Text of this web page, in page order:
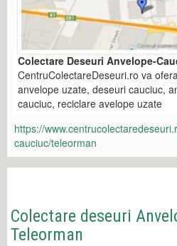
Colectare Deseuri Anvelope-
CentruColectareDeseuri.ro va
anvelope uzate, deseuri cauciuc,
cauciuc, reciclare avelope uzate
https://
cauciuc/teleorman
Colectare deseuri
Teleorman